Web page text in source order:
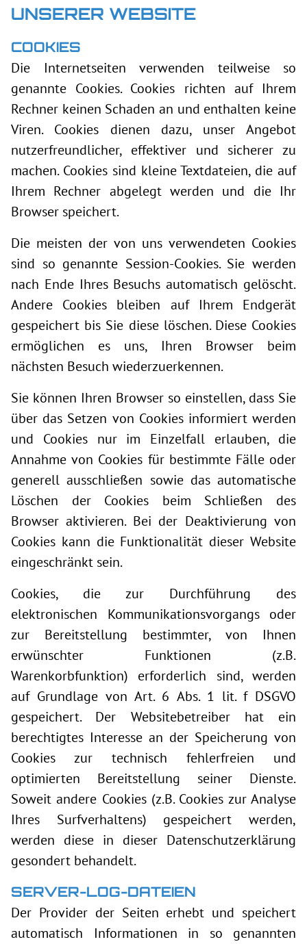
UNSERER WEBSITE
COOKIES
Die Internetseiten verwenden teilweise so
genannte Cookies. Cookies richten auf Ihrem
Rechner keinen Schaden an und enthalten keine
Viren. Cookies dienen dazu, unser Angebot
nutzerfreundlicher, effektiver und sicherer zu
machen. Cookies sind kleine Textdateien, die auf
Ihrem Rechner abgelegt werden und die Ihr
Browser speichert.
Die meisten der von uns verwendeten Cookies
sind so genannte Session-Cookies. Sie werden
nach Ende Ihres Besuchs automatisch gelöscht.
Andere Cookies bleiben auf Ihrem Endgerät
gespeichert bis Sie diese löschen. Diese Cookies
ermöglichen es uns, Ihren Browser beim
nächsten Besuch wiederzuerkennen.
Sie können Ihren Browser so einstellen, dass Sie
über das Setzen von Cookies informiert werden
und Cookies nur im Einzelfall erlauben, die
Annahme von Cookies für bestimmte Fälle oder
generell ausschließen sowie das automatische
Löschen der Cookies beim Schließen des
Browser aktivieren. Bei der Deaktivierung von
Cookies kann die Funktionalität dieser Website
eingeschränkt sein.
Cookies, die zur Durchführung des
elektronischen Kommunikationsvorgangs oder
zur Bereitstellung bestimmter, von Ihnen
erwünschter Funktionen (z.B.
Warenkorbfunktion) erforderlich sind, werden
auf Grundlage von Art. 6 Abs. 1 lit. f DSGVO
gespeichert. Der Websitebetreiber hat ein
berechtigtes Interesse an der Speicherung von
Cookies zur technisch fehlerfreien und
optimierten Bereitstellung seiner Dienste.
Soweit andere Cookies (z.B. Cookies zur Analyse
Ihres Surfverhaltens) gespeichert werden,
werden diese in dieser Datenschutzerklärung
gesondert behandelt.
SERVER-LOG-DATEIEN
Der Provider der Seiten erhebt und speichert
automatisch Informationen in so genannten